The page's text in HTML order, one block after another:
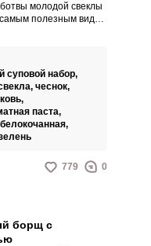
молодой свеклы
полезным видом
урожай.
суповой набор,
чеснок,
паста,
779 0
борщ с